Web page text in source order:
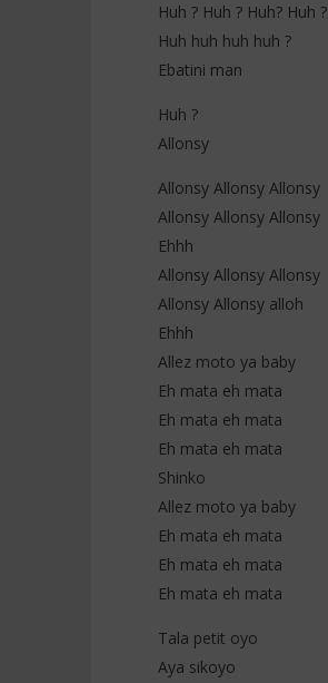
2026
Stone
Huh ? Huh ? Huh? Huh ?
Huh huh huh huh ?
Ebatini man
Huh ?
Allonsy
Allonsy Allonsy Allonsy
Allonsy Allonsy Allonsy
Ehhh
Allonsy Allonsy Allonsy
Allonsy Allonsy alloh
Ehhh
Allez moto ya baby
Eh mata eh mata
Eh mata eh mata
Eh mata eh mata
Shinko
Allez moto ya baby
Eh mata eh mata
Eh mata eh mata
Eh mata eh mata
Tala petit oyo
Aya sikoyo